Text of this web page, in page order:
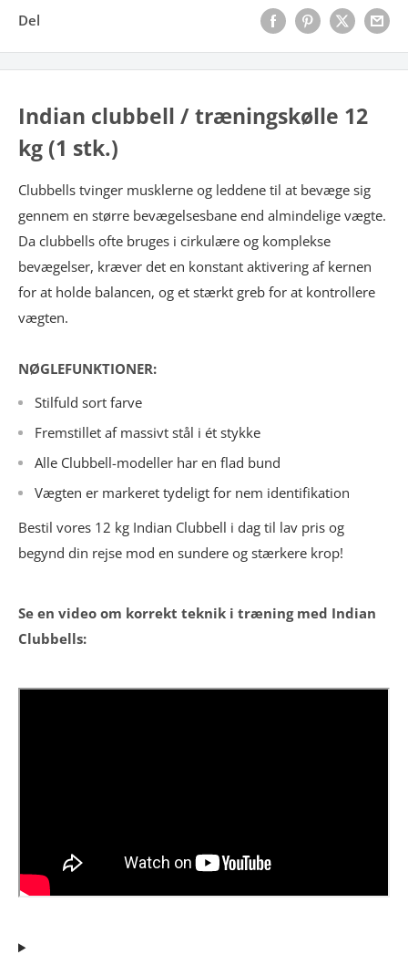
Del
Indian clubbell / træningskølle 12
kg (1 stk.)
Clubbells tvinger musklerne og leddene til at bevæge sig
gennem en større bevægelsesbane end almindelige vægte.
Da clubbells ofte bruges i cirkulære og komplekse
bevægelser, kræver det en konstant aktivering af kernen
for at holde balancen, og et stærkt greb for at kontrollere
vægten.
NØGLEFUNKTIONER:
Stilfuld sort farve
Fremstillet af massivt stål i ét stykke
Alle Clubbell-modeller har en flad bund
Vægten er markeret tydeligt for nem identifikation
Bestil vores 12 kg Indian Clubbell i dag til lav pris og
begynd din rejse mod en sundere og stærkere krop!
Se en video om korrekt teknik i træning med Indian
Clubbells: